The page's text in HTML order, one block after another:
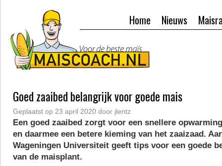
Nieuws
Home
Goed zaaibed belangrijk voor goede mais
Geplaatst op 23 april 2020 door jlentz
Een goed zaaibed zorgt voor een snellere
en daarmee een betere kieming van het zaaizaad.
Wageningen Universiteit geeft tips voor een goede
van de maisplant.